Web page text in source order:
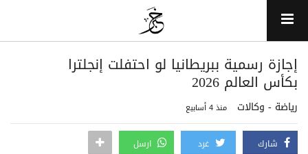
إجازة رسمية ببريطانيا لو احتفلت إنجلترا
بكأس العالم 2026
رياضة - وكالات منذ 4 أسابيع
شارك غرد ارسل